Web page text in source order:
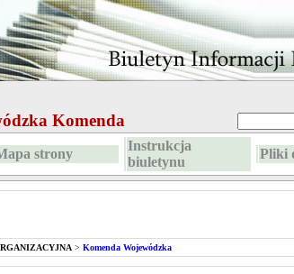
Komenda
strony
Instrukcja
biuletynu
Pliki
> Komenda Wojewódzka